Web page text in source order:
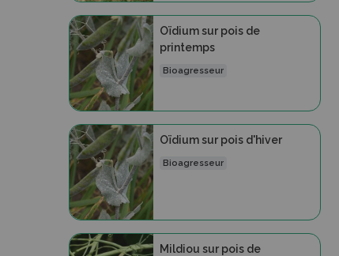
Oïdium sur pois de
printemps
Bioagresseur
Oïdium sur pois d'hiver
Bioagresseur
Mildiou sur pois de